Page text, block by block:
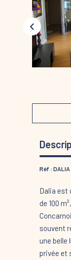
Réf : DALIA
Dalia est
de 100
souvent
une belle
privée et